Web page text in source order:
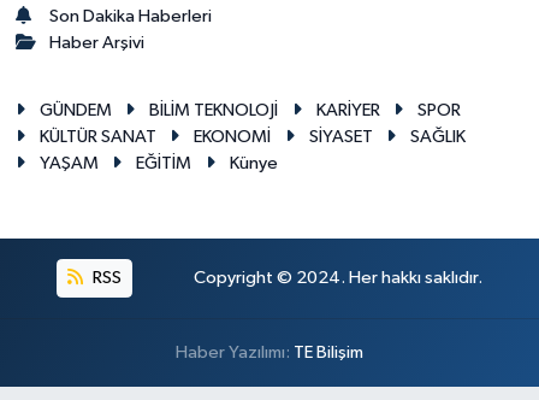
Son Dakika Haberleri
Haber Arşivi
GÜNDEM BİLİM TEKNOLOJİ KARİYER
SPOR
KÜLTÜR SANAT
EKONOMİ SİYASET
SAĞLIK
YAŞAM
EĞİTİM Künye
RSS Copyright © 2024. Her hakkı saklıdır.
Haber Yazılımı: TE Bilişim